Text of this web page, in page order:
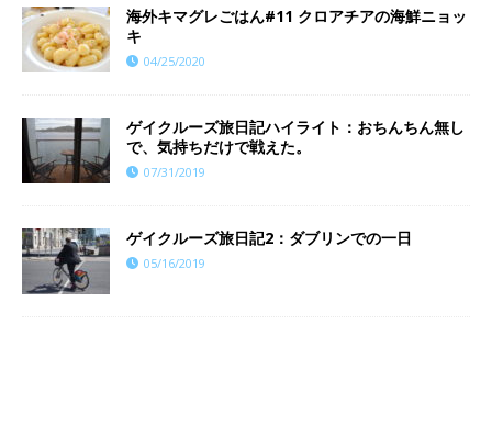
海外キマグレごはん#11 クロアチアの海鮮ニョッ
キ
04/25/2020
ゲイクルーズ旅日記ハイライト：おちんちん無し
で、気持ちだけで戦えた。
07/31/2019
ゲイクルーズ旅日記2：ダブリンでの一日
05/16/2019